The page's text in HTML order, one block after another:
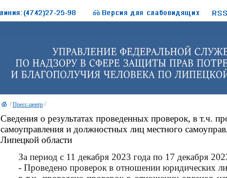
/Пресс-центр /
Сведения о результатах проведенных проверок, в т.ч.
самоуправления и должностных лиц местного
Липецкой области
За период с 11 декабря 2023 года по 17 декабря
- Проведено проверок в отношении юридических